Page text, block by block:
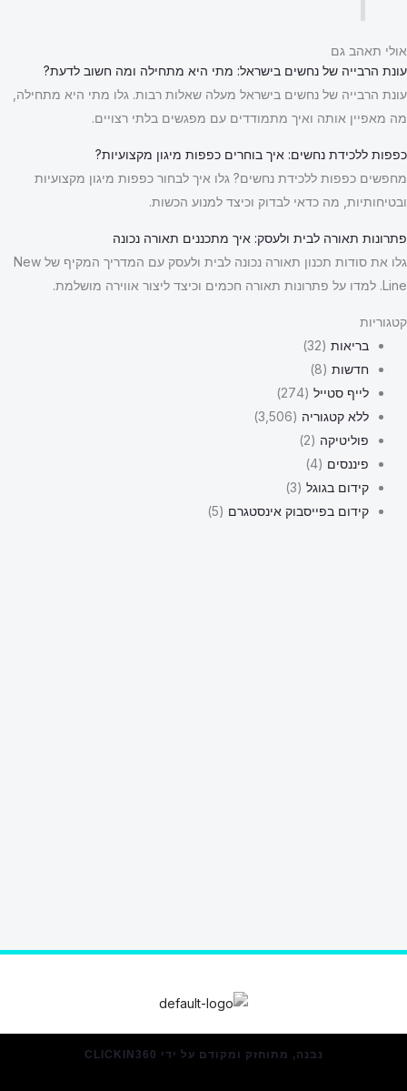
אולי תאהב גם
עונת הרבייה של נחשים בישראל: מתי היא מתחילה ומה חשוב לדעת?
עונת הרבייה של נחשים בישראל מעלה שאלות רבות. גלו מתי היא מתחילה,
מה מאפיין אותה ואיך מתמודדים עם מפגשים בלתי רצויים.
כפפות ללכידת נחשים: איך בוחרים כפפות מיגון מקצועיות?
מחפשים כפפות ללכידת נחשים? גלו איך לבחור כפפות מיגון מקצועיות
ובטיחותיות, מה כדאי לבדוק וכיצד למנוע הכשות.
פתרונות תאורה לבית ולעסק: איך מתכננים תאורה נכונה
גלו את סודות תכנון תאורה נכונה לבית ולעסק עם המדריך המקיף של New
Line. למדו על פתרונות תאורה חכמים וכיצד ליצור אווירה מושלמת.
קטגוריות
בריאות (32)
חדשות (8)
לייף סטייל (274)
ללא קטגוריה (3,506)
פוליטיקה (2)
פיננסים (4)
קידום בגוגל (3)
קידום בפייסבוק אינסטגרם (5)
נבנה, מתוחזק ומקודם על ידי CLICKIN360